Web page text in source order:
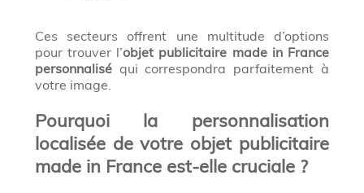
Ces secteurs offrent une multitude d’options
pour trouver l’objet publicitaire made in France
personnaliséqui correspondra parfaitement à
votre image.
Pourquoi la personnalisation
localisée de votre objet publicitaire
made in France est-elle cruciale ?